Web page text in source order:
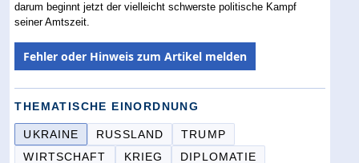
darum beginnt jetzt der vielleicht schwerste politische Kampf
seiner Amtszeit.
Fehler oder Hinweis zum Artikel melden
THEMATISCHE EINORDNUNG
UKRAINE RUSSLAND
TRUMP
WIRTSCHAFT
KRIEG DIPLOMATIE